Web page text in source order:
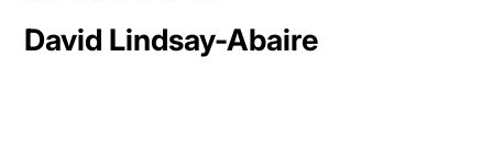
David Lindsay-Abaire